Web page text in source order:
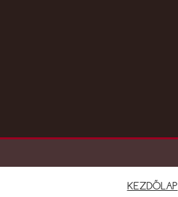
KEZDŐLAP